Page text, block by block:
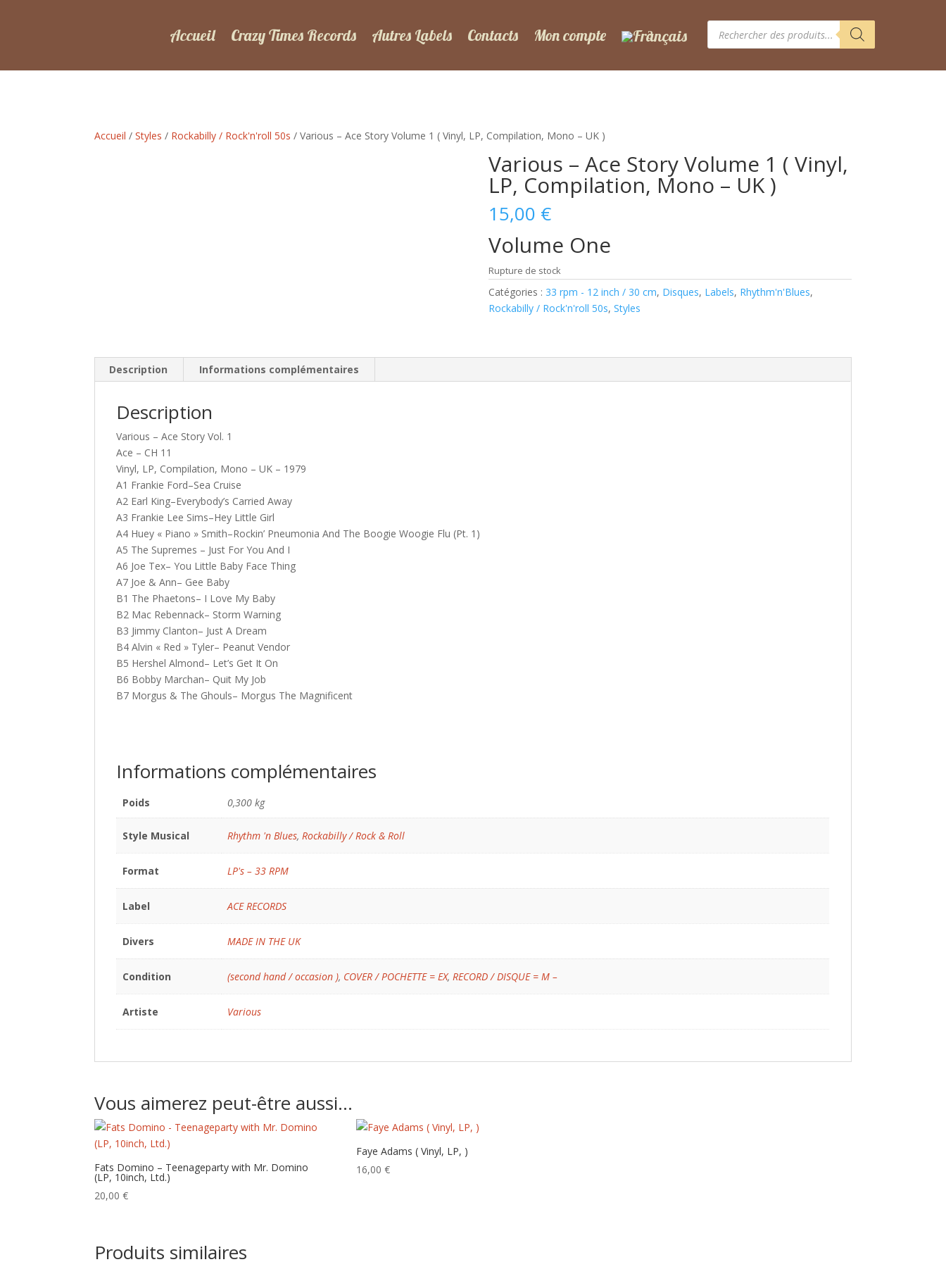
Accueil Crazy Times Records Autres Labels Contacts Mon compte
Recherche
produits
Accueil /Styles / Rockabilly / Rock'n'roll 50s / Various – Ace Story Volume 1 ( Vinyl, LP, Compilation, Mono – UK )
Various – Ace Story Volume 1 ( Vinyl,
LP, Compilation, Mono – UK )
15,00 €
Volume One
Rupture de stock
Catégories : 33 rpm - 12 inch / 30 cm, Disques, Labels, Rhythm'n'Blues,
Rockabilly / Rock'n'roll 50s, Styles
Description Informations complémentaires
Description
Various – Ace Story Vol. 1
Ace – CH 11
Vinyl, LP, Compilation, Mono – UK – 1979
A1 Frankie Ford–Sea Cruise
A2 Earl King–Everybody’s Carried Away
A3 Frankie Lee Sims–Hey Little Girl
A4 Huey « Piano » Smith–Rockin’ Pneumonia And The Boogie Woogie Flu (Pt. 1)
A5 The Supremes – Just For You And I
A6 Joe Tex– You Little Baby Face Thing
A7 Joe & Ann– Gee Baby
B1 The Phaetons– I Love My Baby
B2 Mac Rebennack– Storm Warning
B3 Jimmy Clanton– Just A Dream
B4 Alvin « Red » Tyler– Peanut Vendor
B5 Hershel Almond– Let’s Get It On
B6 Bobby Marchan– Quit My Job
B7 Morgus & The Ghouls– Morgus The Magnificent
Informations complémentaires
Poids 0,300 kg
Style Musical Rhythm 'n Blues,Rockabilly / Rock & Roll
Format LP's – 33 RPM
Label ACE RECORDS
Divers MADE IN THE UK
Condition (second hand / occasion ), COVER / POCHETTE = EX,RECORD / DISQUE = M –
Artiste Various
Vous aimerez peut-être aussi…
Fats Domino – Teenageparty with Mr. Domino
(LP, 10inch, Ltd.)
20,00€
Faye Adams‎ ( Vinyl, LP, )
16,00 €
Produits similaires